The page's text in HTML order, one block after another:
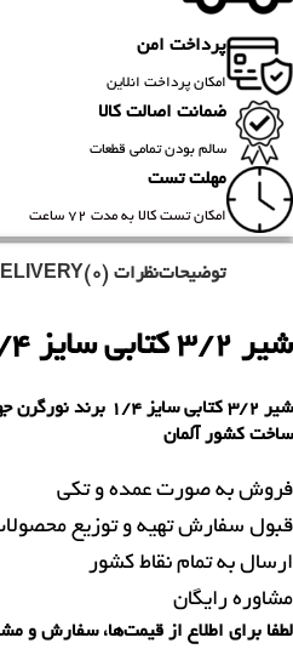
پرداخت امن
امکان پرداخت انلاین
ضمانت اصالت کالا
سالم بودن تمامی قطعات
مهلت تست
امکان تست کالا به مدت 72 ساعت
توضیحاتنظرات (0)
شیر 3/2 کتابی سایز 1/4 برند نورگرن
شیر 3/2 کتابی سایز 1/4 برند نورگرن جهت استفاده فرمان پنوماتیک
ساخت کشور آلمان
فروش به صورت عمده و تکی
قبول سفارش تهیه و توزیع
ارسال به تمام نقاط کشور
مشاوره رایگان
لطفا برای اطلاع از قیمت‌ها، سفارش و